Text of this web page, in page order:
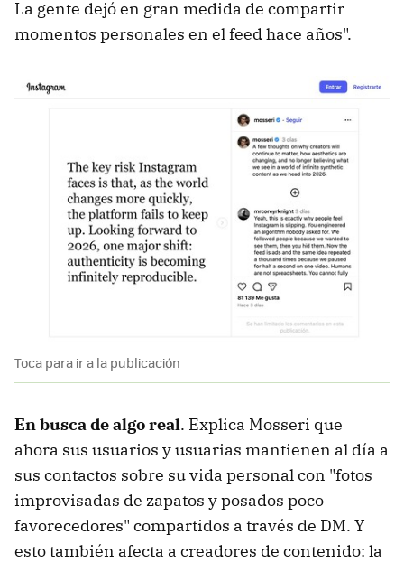
La gente dejó en gran medida de compartir
momentos personales en el feed hace años".
Toca para ir a la publicación
En busca de algo real. Explica Mosseri que
ahora sus usuarios y usuarias mantienen al día a
sus contactos sobre su vida personal con "fotos
improvisadas de zapatos y posados poco
favorecedores" compartidos a través de DM. Y
esto también afecta a creadores de contenido: la